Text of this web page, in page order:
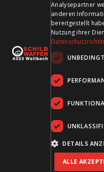
Besuchen Sie uns in den
auf
Analysepartner
anderen
bereitgestellt
Nutzung ihrer
DETAILS
ALLE